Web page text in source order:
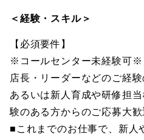
＜経験・スキル＞
【必須要件】
※コールセンター未経験可※
店長・リーダーなどのご経験
あるいは新人育成や研修担
験のある方からのご応募大歓
■これまでのお仕事で、新人